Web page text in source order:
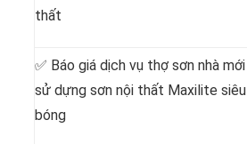
thất
✅ Báo giá dịch vụ thợ sơn nhà mới
sử dựng sơn nội thất Maxilite siêu
bóng